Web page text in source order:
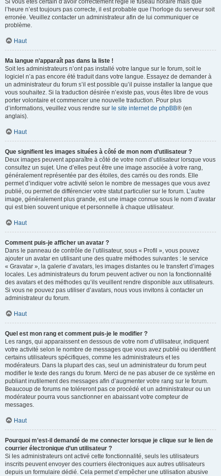
Si vous êtes certain d’avoir correctement réglé le fuseau horaire mais que
l’heure n’est toujours pas correcte, il est probable que l’horloge du serveur soit
erronée. Veuillez contacter un administrateur afin de lui communiquer ce
problème.
Haut
Ma langue n’apparaît pas dans la liste !
Soit les administrateurs n’ont pas installé votre langue sur le forum, soit le
logiciel n’a pas encore été traduit dans votre langue. Essayez de demander à
un administrateur du forum s’il est possible qu’il puisse installer la langue que
vous souhaitez. Si la traduction désirée n’existe pas, vous êtes libre de vous
porter volontaire et commencer une nouvelle traduction. Pour plus
d’informations, veuillez vous rendre sur le site internet de phpBB® (en
anglais).
Haut
Que signifient les images situées à côté de mon nom d’utilisateur ?
Deux images peuvent apparaître à côté de votre nom d’utilisateur lorsque vous
consultez un sujet. Une d’elles peut être une image associée à votre rang,
généralement représentée par des étoiles, des carrés ou des ronds. Elle
permet d’indiquer votre activité selon le nombre de messages que vous avez
publié, ou permet de différencier votre statut particulier sur le forum. L’autre
image, généralement plus grande, est une image connue sous le nom d’avatar
qui est bien souvent unique et personnelle à chaque utilisateur.
Haut
Comment puis-je afficher un avatar ?
Dans le panneau de contrôle de l’utilisateur, sous « Profil », vous pouvez
ajouter un avatar en utilisant une des quatre méthodes suivantes : le service
« Gravatar », la galerie d’avatars, les images distantes ou le transfert d’images
locales. Les administrateurs du forum peuvent activer ou non la fonctionnalité
des avatars et des méthodes qu’ils veuillent rendre disponible aux utilisateurs.
Si vous ne pouvez pas utiliser d’avatars, nous vous invitons à contacter un
administrateur du forum.
Haut
Quel est mon rang et comment puis-je le modifier ?
Les rangs, qui apparaissent en dessous de votre nom d’utilisateur, indiquent
votre activité selon le nombre de messages que vous avez publié ou identifient
certains utilisateurs spécifiques, comme les administrateurs et les
modérateurs. Dans la plupart des cas, seul un administrateur du forum peut
modifier le texte des rangs du forum. Merci de ne pas abuser de ce système en
publiant inutilement des messages afin d’augmenter votre rang sur le forum.
Beaucoup de forums ne toléreront pas ce procédé et un administrateur ou un
modérateur pourra vous sanctionner en abaissant votre compteur de
messages.
Haut
Pourquoi m’est-il demandé de me connecter lorsque je clique sur le lien de
courrier électronique d’un utilisateur ?
Si les administrateurs ont activé cette fonctionnalité, seuls les utilisateurs
inscrits peuvent envoyer des courriers électroniques aux autres utilisateurs
depuis un formulaire dédié. Cela permet d’empêcher une utilisation abusive